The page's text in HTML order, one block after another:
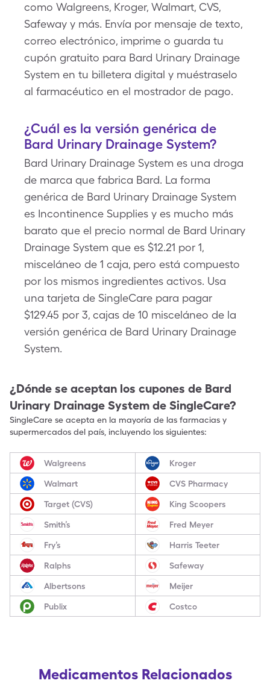
como Walgreens, Kroger, Walmart, CVS,
Safeway y más. Envía por mensaje de texto,
correo electrónico, imprime o guarda tu
cupón gratuito para Bard Urinary Drainage
System en tu billetera digital y muéstraselo
al farmacéutico en el mostrador de pago.
¿Cuál es la versión genérica de
Bard Urinary Drainage System?
Bard Urinary Drainage System es una droga
de marca que fabrica Bard. La forma
genérica de Bard Urinary Drainage System
es Incontinence Supplies y es mucho más
barato que el precio normal de Bard Urinary
Drainage System que es $12.21 por 1,
misceláneo de 1 caja, pero está compuesto
por los mismos ingredientes activos. Usa
una tarjeta de SingleCare para pagar
$129.45 por 3, cajas de 10 misceláneo de la
versión genérica de Bard Urinary Drainage
System.
¿Dónde se aceptan los cupones de Bard
Urinary Drainage System de SingleCare?
SingleCare se acepta en la mayoría de las farmacias y
supermercados del país, incluyendo los siguientes:
Walgreens Kroger
Walmart CVS Pharmacy
Target (CVS) King Scoopers
Smith’s Fred Meyer
Fry’s Harris Teeter
Ralphs Safeway
Albertsons Meijer
Publix Costco
Medicamentos Relacionados